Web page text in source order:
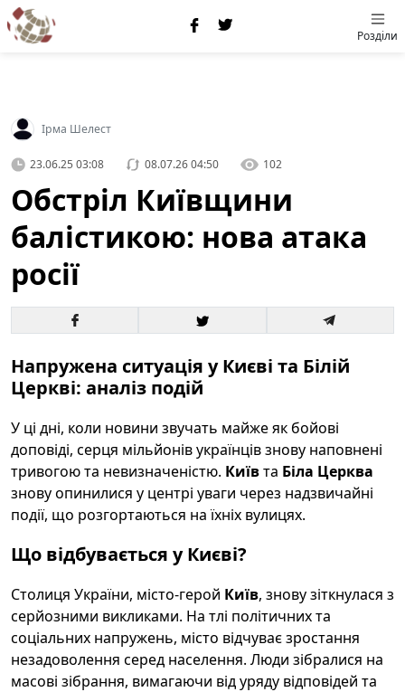
Розділи
Ірма Шелест
23.06.25 03:08 08.07.26 04:50 102
Обстріл Київщини
балістикою: нова атака
росії
Напружена ситуація у Києві та Білій
Церкві: аналіз подій
У ці дні, коли новини звучать майже як бойові
доповіді, серця мільйонів українців знову наповнені
тривогою та невизначеністю. Київта Біла Церква
знову опинилися у центрі уваги через надзвичайні
події, що розгортаються на їхніх вулицях.
Що відбувається у Києві?
Столиця України, місто-герой Київ, знову зіткнулася з
серйозними викликами. На тлі політичних та
соціальних напружень, місто відчуває зростання
незадоволення серед населення. Люди зібралися на
масові зібрання, вимагаючи від уряду відповідей та